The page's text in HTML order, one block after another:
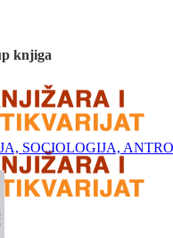
knjiga
SOCIOLOGIJA,